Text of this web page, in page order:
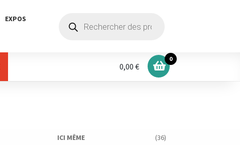
EXPOS
produits
0,00 €
0
ICI MÊME
(36)